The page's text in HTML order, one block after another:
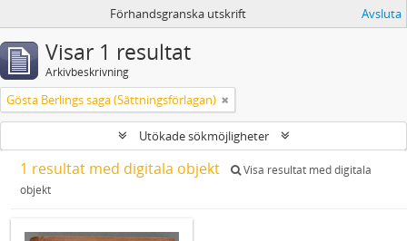
Förhandsgranska utskrift Avsluta
Visar 1 resultat
Arkivbeskrivning
Gösta Berlings saga (Sättningsförlagan)
Utökade sökmöjligheter
1 resultat med digitala objekt
Visa resultat med digitala
objekt